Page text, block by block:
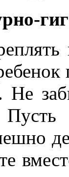
Не